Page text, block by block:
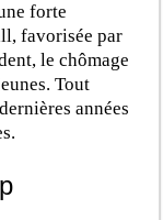
forte
favorisée par
le chômage
Tout
années